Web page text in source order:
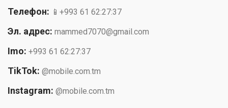
Телефон: 📱+993 61 62:27:37
Эл. адрес: mammed7070@gmail.com
Imo: +993 61 62:27:37
TikTok: @mobile.com.tm
Instagram: @mobile.com.tm